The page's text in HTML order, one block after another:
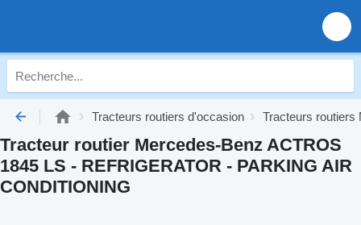
Tracteurs routiers d'occasion Tracteurs routiers
Tracteur routier Mercedes-Benz ACTROS
1845 LS - REFRIGERATOR - PARKING AIR
CONDITIONING